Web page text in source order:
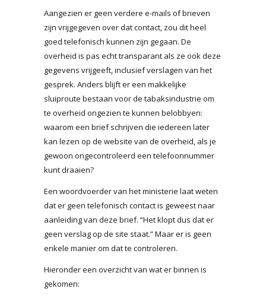
Aangezien er geen verdere e-mails of brieven
zijn vrijgegeven over dat contact, zou dit heel
goed telefonisch kunnen zijn gegaan. De
overheid is pas echt transparant als ze ook deze
gegevens vrijgeeft, inclusief verslagen van het
gesprek. Anders blijft er een makkelijke
sluiproute bestaan voor de tabaksindustrie om
te overheid ongezien te kunnen belobbyen:
waarom een brief schrijven die iedereen later
kan lezen op de website van de overheid, als je
gewoon ongecontroleerd een telefoonnummer
kunt draaien?
Een woordvoerder van het ministerie laat weten
dat er geen telefonisch contact is geweest naar
aanleiding van deze brief. “Het klopt dus dat er
geen verslag op de site staat.” Maar er is geen
enkele manier om dat te controleren.
Hieronder een overzicht van wat er binnen is
gekomen: